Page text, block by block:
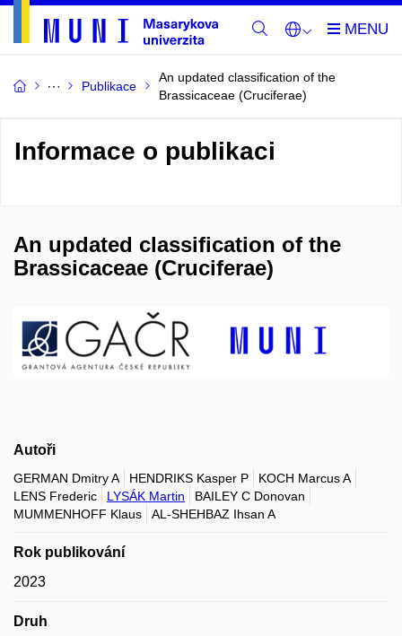
Publikace
An updated classification of the
Brassicaceae (Cruciferae)
Informace o publikaci
An updated classification of the
Brassicaceae (Cruciferae)
Autoři
GERMAN Dmitry A HENDRIKS Kasper P
KOCH Marcus A
LENS Frederic
LYSÁK Martin
BAILEY C Donovan
MUMMENHOFF Klaus
AL-SHEHBAZ Ihsan A
Rok publikování
2023
Druh